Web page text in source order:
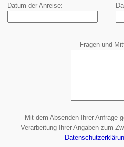
Datum der Anreise
Fragen und
Mit dem Absenden Ihrer Anfrage
Verarbeitung Ihrer Angaben zum